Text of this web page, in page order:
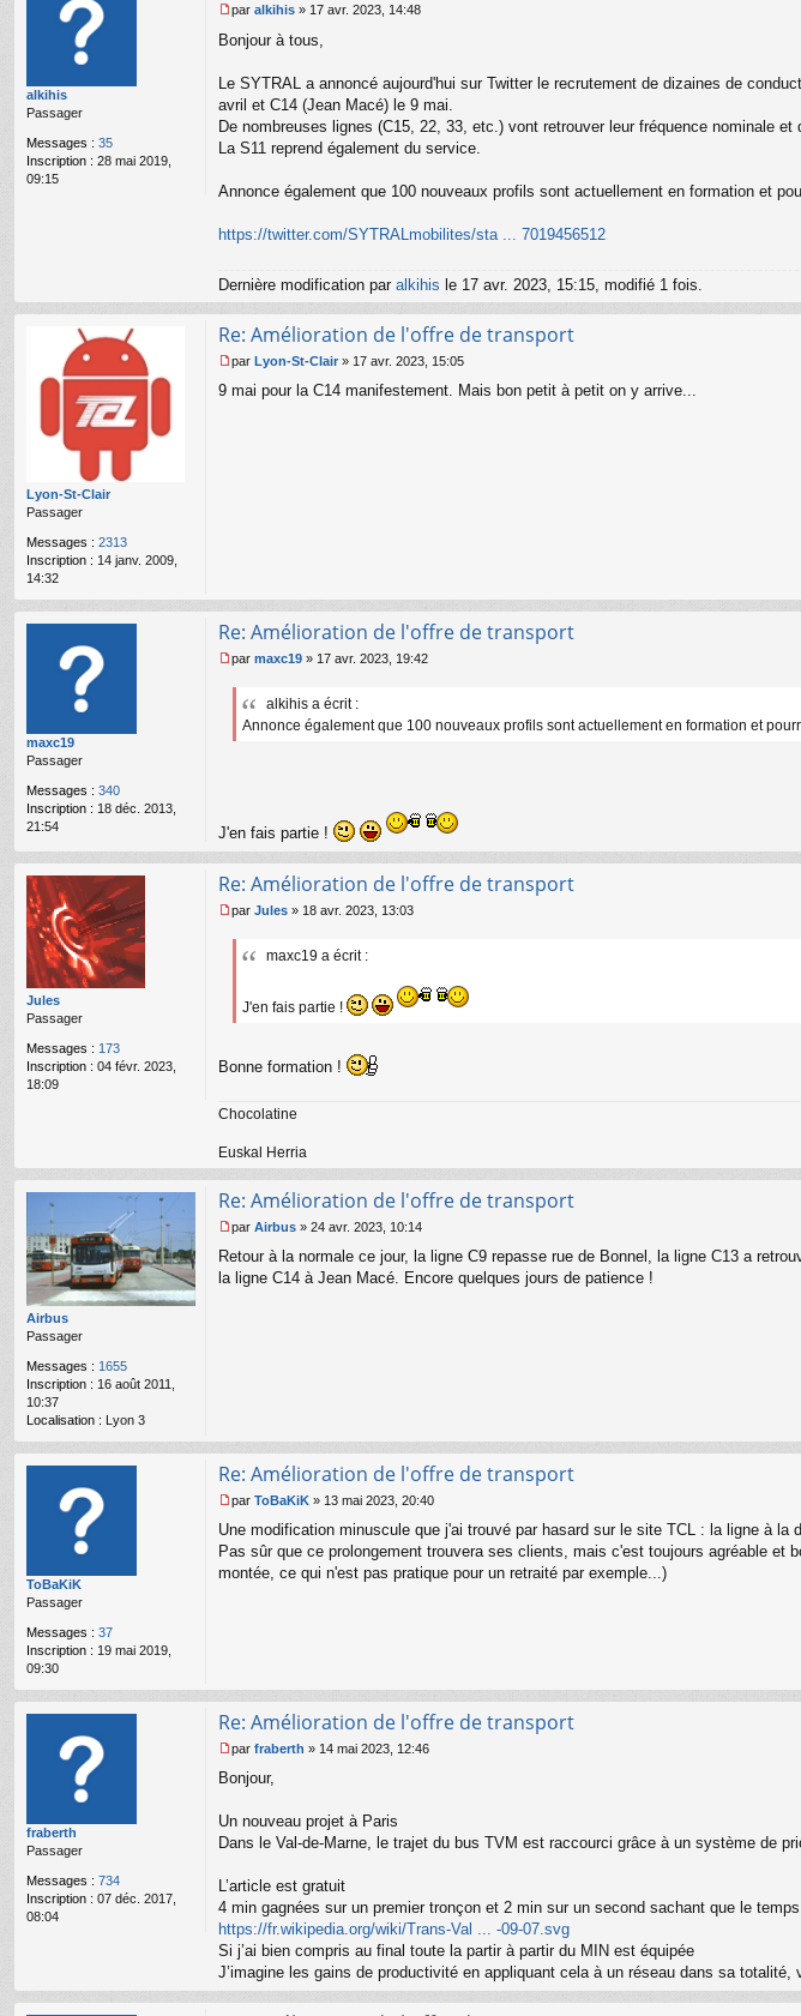
alkihis
Passager
Messages : 35
Inscription : 28 mai 2019,
09:15
e
g
e
n
par alkihis » 17 avr. 2023, 14:48
Bonjour à tous,
Le SYTRAL a annoncé aujourd'hui sur Twitter le recrutement de dizaines de
avril et C14 (Jean Macé) le 9 mai.
De nombreuses lignes (C15, 22, 33, etc.) vont retrouver leur fréquence nominale
La S11 reprend également du service.
Annonce également que 100 nouveaux profils sont actuellement en formation et
https://twitter.com/SYTRALmobilites/sta ... 7019456512
Dernière modification par alkihis le 17 avr. 2023, 15:15, modifié 1 fois.
Lyon-St-Clair
Passager
Messages : 2313
Inscription : 14 janv. 2009,
14:32
Re: Amélioration de l'offre de transport
e
par Lyon-St-Clair » 17 avr. 2023, 15:05
9 mai pour la C14 manifestement. Mais bon petit à petit on y arrive...
maxc19
Passager
Messages : 340
Inscription : 18 déc. 2013,
21:54
Re: Amélioration de l'offre de transport
e
a
n
l
par maxc19 » 17 avr. 2023, 19:42
alkihis a écrit :
Annonce également que 100 nouveaux profils sont actuellement en formation et
J'en fais partie !
Jules
Passager
Messages : 173
Inscription : 04 févr. 2023,
18:09
Re: Amélioration de l'offre de transport
e
o
u
par Jules » 18 avr. 2023, 13:03
maxc19 a écrit :
J'en fais partie !
Bonne formation !
Chocolatine
Euskal Herria
Airbus
Passager
Messages : 1655
Inscription : 16 août 2011,
10:37
Localisation : Lyon 3
Re: Amélioration de l'offre de transport
e
s
par Airbus » 24 avr. 2023, 10:14
Retour à la normale ce jour, la ligne C9 repasse rue de Bonnel, la ligne C13 a
la ligne C14 à Jean Macé. Encore quelques jours de patience !
ToBaKiK
Passager
Messages : 37
Inscription : 19 mai 2019,
09:30
Re: Amélioration de l'offre de transport
e
s
s
l
par ToBaKiK » 13 mai 2023, 20:40
Une modification minuscule que j'ai trouvé par hasard sur le site TCL : la ligne à
Pas sûr que ce prolongement trouvera ses clients, mais c'est toujours agréable
montée, ce qui n'est pas pratique pour un retraité par exemple...)
fraberth
Passager
Messages : 734
Inscription : 07 déc. 2017,
08:04
Re: Amélioration de l'offre de transport
e
s
g
n
o
n
u
par fraberth » 14 mai 2023, 12:46
Bonjour,
Un nouveau projet à Paris
Dans le Val-de-Marne, le trajet du bus TVM est raccourci grâce à un système de
L’article est gratuit
4 min gagnées sur un premier tronçon et 2 min sur un second sachant que le
https://fr.wikipedia.org/wiki/Trans-Val ... -09-07.svg
Si j’ai bien compris au final toute la partir à partir du MIN est équipée
J’imagine les gains de productivité en appliquant cela à un réseau dans sa